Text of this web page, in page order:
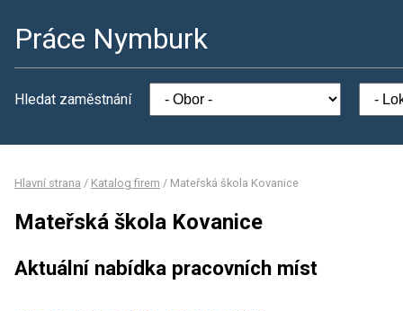
Práce Nymburk
Hledat zaměstnání
Hlavní strana / Katalog firem / Mateřská škola Kovanice
Mateřská škola Kovanice
Aktuální nabídka pracovních míst